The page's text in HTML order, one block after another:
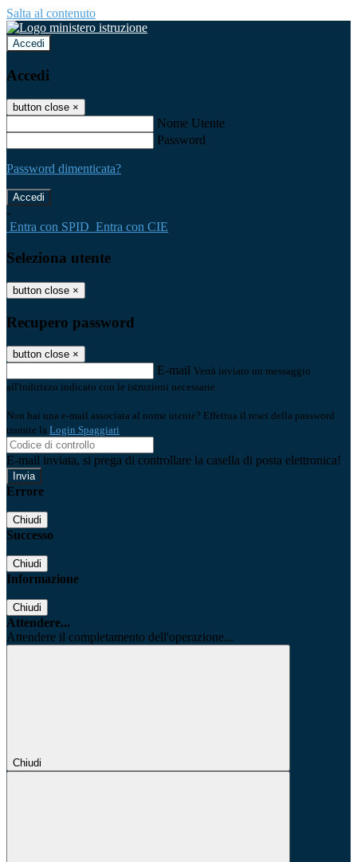
Salta al contenuto
Accedi
Accedi
button close ×
Nome Utente
Password
Password dimenticata?
-
Entra con SPID Entra con CIE
Seleziona utente
button close ×
Recupero password
button close ×
E-mail Verrà inviato un messaggio
all'indirizzo indicato con le istruzioni necessarie.
Non hai una e-mail associata al nome utente? Effettua il reset della password
tramite la Login Spaggiari
E-mail inviata, si prega di controllare la casella di posta elettronica!
Errore
Chiudi
Successo
Chiudi
Informazione
Chiudi
Attendere...
Attendere il completamento dell'operazione...
Chiudi